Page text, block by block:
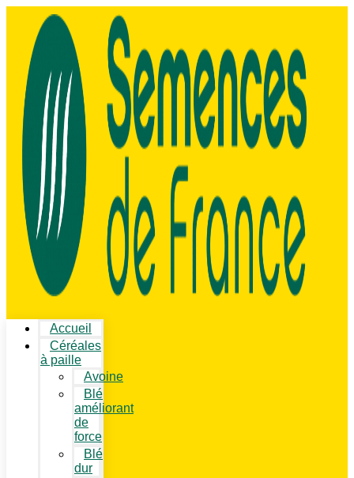
Accueil
Céréales
à paille
Avoine
Blé
améliorant
de
force
Blé
dur